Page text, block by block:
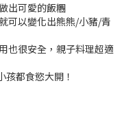
出可愛的飯糰
可以變化出熊熊/小豬/青
也很安全，親子料理超適
都食慾大開！